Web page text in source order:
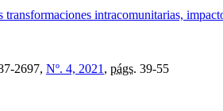
intracomunitarias,
2697, Nº. 4, 2021 , págs. 39-55